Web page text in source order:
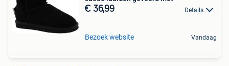
€ 36,99 Details
Bezoek website Vandaag